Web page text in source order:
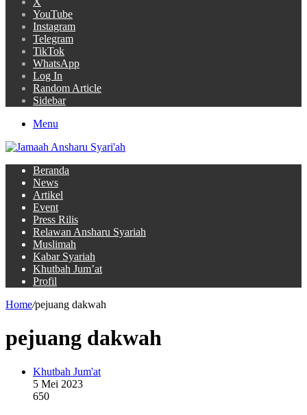
YouTube
Instagram
Telegram
TikTok
WhatsApp
Log In
Random Article
Sidebar
Menu
Beranda
News
Artikel
Event
Press Rilis
Relawan Ansharu Syariah
Muslimah
Kabar Syariah
Khutbah Jum’at
Profil
Home/pejuang dakwah
pejuang dakwah
Khutbah Jum'at
5 Mei 2023
650